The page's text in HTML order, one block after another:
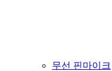
무선 핀마이크